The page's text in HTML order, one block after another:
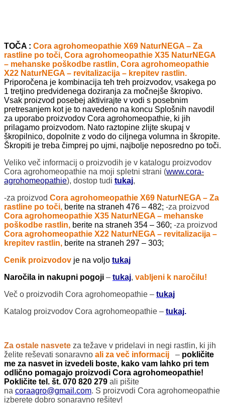
TOČA : Cora agrohomeopathie X69 NaturNEGA – Za
rastline po toči, Cora agrohomeopathie X35 NaturNEGA
– mehanske poškodbe rastlin, Cora agrohomeopathie
X22 NaturNEGA – revitalizacija – krepitev rastlin.
Priporočena je kombinacija teh treh proizvodov, vsakega po
1 tretjino predvidenega doziranja za močnejše škropivo.
Vsak proizvod posebej aktivirajte v vodi s posebnim
pretresanjem kot je to navedeno na koncu Splošnih navodil
za uporabo proizvodov Cora agrohomeopathie, ki jih
prilagamo proizvodom. Nato raztopine zlijte skupaj v
škropilnico, dopolnite z vodo do ciljnega volumna in škropite.
Škropiti je treba čimprej po ujmi, najbolje neposredno po toči.
Veliko več informacij o proizvodih je v katalogu proizvodov
Cora agrohomeopathie na moji spletni strani (www.cora-
agrohomeopathie), dostop tudi tukaj,
-za proizvod Cora agrohomeopathie X69 NaturNEGA – Za
rastline po toči, berite na straneh 476 – 482; -za proizvod
Cora agrohomeopathie X35 NaturNEGA – mehanske
poškodbe rastlin, berite na straneh 354 – 360; -za proizvod
Cora agrohomeopathie X22 NaturNEGA – revitalizacija –
krepitev rastlin, berite na straneh 297 – 303;
Cenik proizvodov je na voljo tukaj
Naročila in nakupni pogoji – tukaj, vabljeni k naročilu!
Več o proizvodih Cora agrohomeopathie – tukaj
Katalog proizvodov Cora agrohomeopathie – tukaj.
Za ostale nasvete za težave v pridelavi in negi rastlin, ki jih
želite reševati sonaravno ali za več informacij – pokličite
me za nasvet in izvedeli boste, kako vam lahko pri tem
odlično pomagajo proizvodi Cora agrohomeopathie!
Pokličite tel. št. 070 820 279 ali pišite
na coraagro@gmail.com. S proizvodi Cora agrohomeopathie
izberete dobro sonaravno rešitev!